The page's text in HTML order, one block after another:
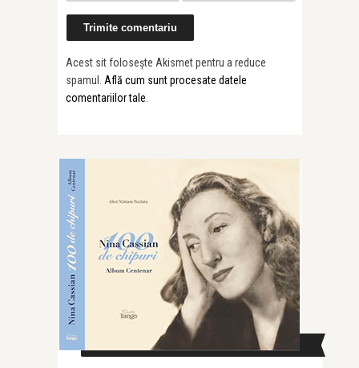
Acest sit folosește Akismet pentru a reduce
spamul. Află cum sunt procesate datele
comentariilor tale
CAUTĂ ÎN SITE